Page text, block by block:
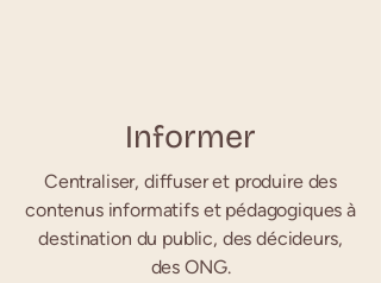
Informer
Centraliser, diffuser et produire des
contenus informatifs et pédagogiques à
destination du public, des décideurs,
des ONG.